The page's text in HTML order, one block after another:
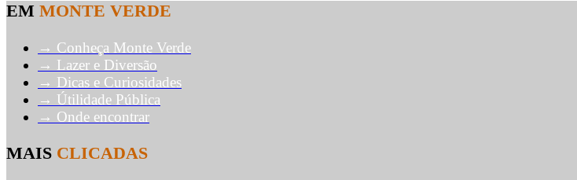
EM MONTE VERDE
→ Conheça Monte Verde
→ Lazer e Diversão
→ Dicas e Curiosidades
→ Útilidade Pública
→ Onde encontrar
MAIS CLICADAS